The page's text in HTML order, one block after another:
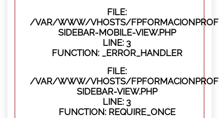
FILE:
/VAR/WWW/VHOSTS/
SIDEBAR-MOBILE-VIEW.PHP
LINE: 3
FUNCTION: _ERROR_HANDLER
FILE:
/VAR/WWW/VHOSTS/
SIDEBAR-VIEW.PHP
LINE: 3
FUNCTION: REQUIRE_ONCE